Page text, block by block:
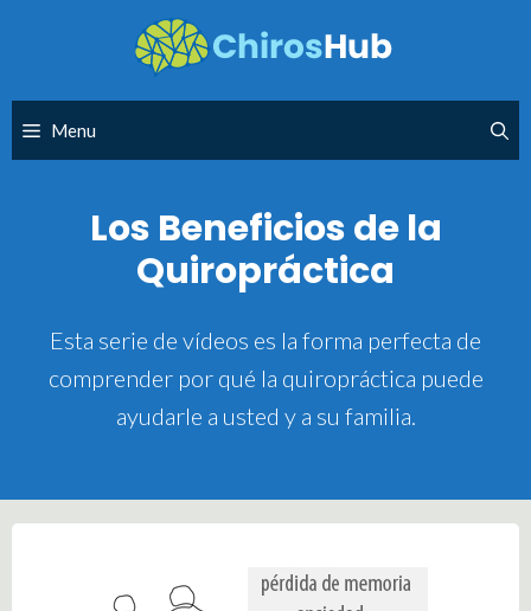
Menu
Los Beneficios de la
Quiropráctica
Esta serie de vídeos es la forma perfecta de
comprender por qué la quiropráctica puede
ayudarle a usted y a su familia.